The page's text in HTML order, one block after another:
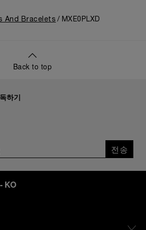
And Bracelets MXE0PLXD
Back to top
하기
전송
- KO